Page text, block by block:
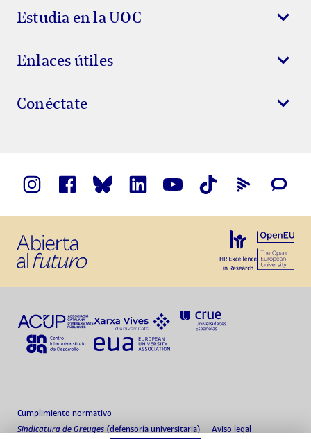
Estudia en la UOC
Enlaces útiles
Conéctate
Cumplimiento normativo
Sindicatura de Greuges (defensoría universitaria) Aviso legal